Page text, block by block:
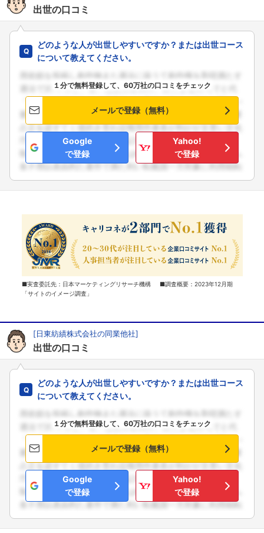
出世の口コミ
どのような人が出世しやすいですか？または出世コース
について教えてください。
１分で無料登録して、60万社の口コミをチェック
メールで登録（無料）
Google
で登録
Yahoo!
で登録
■実査委託先：日本マーケティングリサーチ機構 ■調査概要：2023年12月期
「サイトのイメージ調査」
[日東紡績株式会社の同業他社]
出世の口コミ
どのような人が出世しやすいですか？または出世コース
について教えてください。
１分で無料登録して、60万社の口コミをチェック
メールで登録（無料）
Google
で登録
Yahoo!
で登録